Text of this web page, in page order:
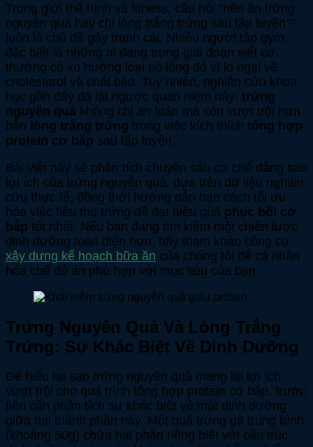
Trong giới thể hình và fitness, câu hỏi “nên ăn trứng
nguyên quả hay chỉ lòng trắng trứng sau tập luyện?”
luôn là chủ đề gây tranh cãi. Nhiều người tập gym,
đặc biệt là những ai đang trong giai đoạn siết cơ,
thường có xu hướng loại bỏ lòng đỏ vì lo ngại về
cholesterol và chất béo. Tuy nhiên, nghiên cứu khoa
học gần đây đã lật ngược quan niệm này: trứng
nguyên quả không chỉ an toàn mà còn vượt trội hơn
hẳn lòng trắng trứng trong việc kích thích tổng hợp
protein cơ bắp sau tập luyện.
Bài viết này sẽ phân tích chuyên sâu cơ chế đằng sau
lợi ích của trứng nguyên quả, dựa trên dữ liệu nghiên
cứu thực tế, đồng thời hướng dẫn bạn cách tối ưu
hóa việc tiêu thụ trứng để đạt hiệu quả phục hồi cơ
bắp tốt nhất. Nếu bạn đang tìm kiếm một chiến lược
dinh dưỡng toàn diện hơn, hãy tham khảo công cụ
xây dựng kế hoạch bữa ăn của chúng tôi để cá nhân
hóa chế độ ăn phù hợp với mục tiêu của bạn.
Trứng Nguyên Quả Và Lòng Trắng
Trứng: Sự Khác Biệt Về Dinh Dưỡng
Để hiểu tại sao trứng nguyên quả mang lại lợi ích
vượt trội cho quá trình tổng hợp protein cơ bắp, trước
tiên cần phân tích sự khác biệt về mặt dinh dưỡng
giữa hai thành phần này. Một quả trứng gà trung bình
(khoảng 50g) chứa hai phần riêng biệt với cấu trúc